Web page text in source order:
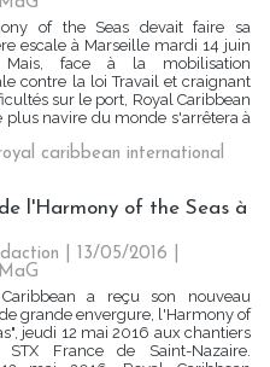
of the Seas devait faire sa
escale à Marseille mardi 14 juin
Mais, face à la mobilisation
contre la loi Travail et craignant
sur le port, Royal Caribbean
navire du monde s'arrêtera à
caribbean international
l'Harmony of the Seas à
| 13/05/2016
a reçu son nouveau
grande envergure, l'Harmony of
jeudi 12 mai 2016 aux chantiers
STX France de Saint-Nazaire.